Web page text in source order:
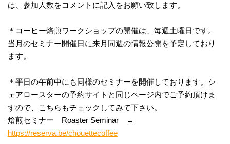
は、参加人数をコメントに記入をお願い致します。
＊コーヒー焙煎ワークショップの開催は、毎週土曜日です。
当月のセミナー開催日に来月同週の情報公開を予定しており
ます。
＊平日の午前中にも同様のセミナーを開催しております。シ
ェアロースターの予約サイトと同じページ内でご予約頂けま
すので、こちらもチェックしてみて下さい。
焙煎セミナー Roaster Seminar →
https://reserva.be/chouettecoffee